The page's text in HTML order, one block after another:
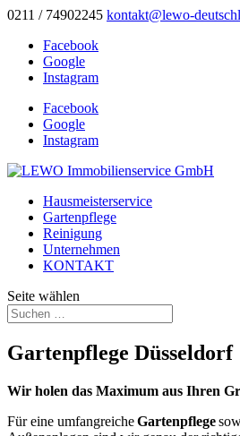
0211 / 74902245 kontakt@lewo-
Facebook
Google
Instagram
Facebook
Google
Instagram
Hausmeisterservice
Gartenpflege
Reinigung
Unternehmen
KONTAKT
Seite wählen
Gartenpflege Düsseldorf
Wir holen das Maximum aus Ihren
Für eine umfangreicheGartenpflege